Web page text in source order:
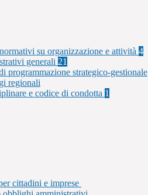
su organizzazione e attività 4
generali 21
programmazione strategico-gestionale
regionali
e codice di condotta 1
cittadini e imprese